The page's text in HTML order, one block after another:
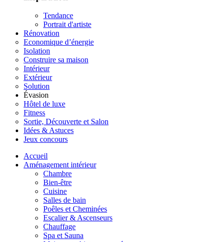
Tendance
Portrait d'artiste
Rénovation
Economique d’énergie
Isolation
Construire sa maison
Intérieur
Extérieur
Solution
Évasion
Hôtel de luxe
Fitness
Sortie, Découverte et Salon
Idées & Astuces
Jeux concours
Accueil
Aménagement intérieur
Chambre
Bien-être
Cuisine
Salles de bain
Poêles et Cheminées
Escalier & Ascenseurs
Chauffage
Spa et Sauna